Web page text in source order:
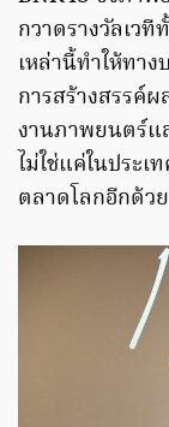
กวาดรางวัลเวที
เหล่านี้ทำให้ทา
การสร้างสรรค์
งานภาพยนตร์แ
ไม่ใช่แค่ในประ
ตลาดโลกอีกด้ว